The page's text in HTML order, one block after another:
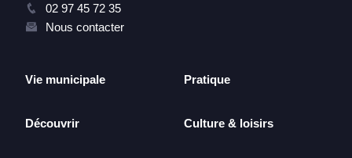
02 97 45 72 35
Nous contacter
Vie municipale
Découvrir
Pratique
Culture & loisirs